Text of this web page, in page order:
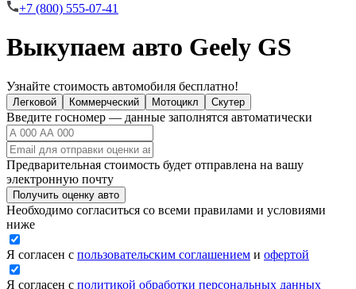
+7 (800) 555-07-41
Выкупаем авто Geely GS
Узнайте стоимость автомобиля бесплатно!
Легковой Коммерческий Мотоцикл Скутер
Введите госномер — данные заполнятся автоматически
Предварительная стоимость будет отправлена на вашу
электронную почту
Получить оценку авто
Необходимо согласиться со всеми правилами и условиями
ниже
Я согласен с пользовательским соглашением и офертой
Я согласен с политикой обработки персональных данных